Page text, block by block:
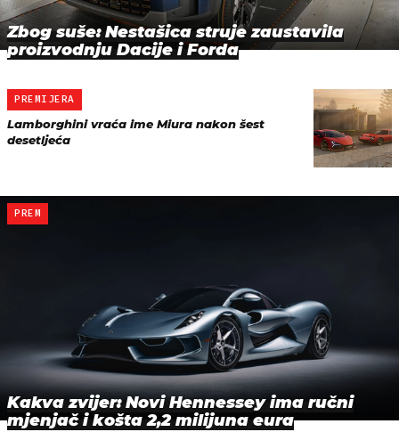
Zbog suše: Nestašica struje zaustavila
proizvodnju Dacije i Forda
PREMIJERA
Lamborghini vraća ime Miura nakon šest
desetljeća
PREM
Kakva zvijer: Novi Hennessey ima ručni
mjenjač i košta 2,2 milijuna eura